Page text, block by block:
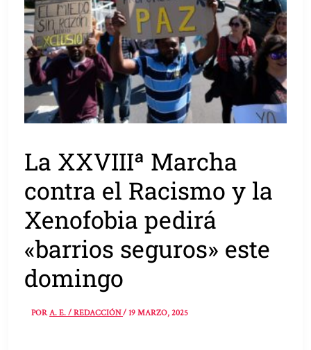
La XXVIIIª Marcha
contra el Racismo y la
Xenofobia pedirá
«barrios seguros» este
domingo
PORA. E. / REDACCIÓN/19 MARZO, 2025